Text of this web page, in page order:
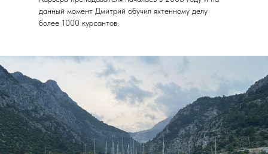
данный момент Дмитрий обучил яхтенному делу
более 1000 курсантов.